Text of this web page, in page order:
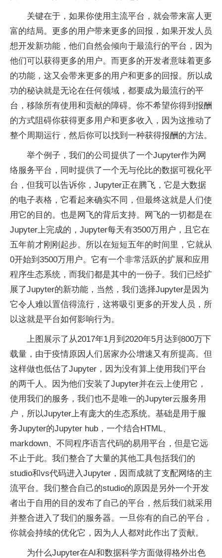
关键在于，如果你使用主流平台，就会带来富人更
富的结局。更多的用户带来更多的回报，如果开发人员
想开发新功能，他们自然会倾向于最流行的平台，因为
他们可以获得更多的用户。而更多的开发者意味着更多
的功能，这又会带来更多的用户和更多的回报。所以成
功的秘诀就是无论在任何领域，都要成为最流行的平
台，移除所有使用和贡献的障碍。你不希望你得到报酬
的方式阻碍你获得更多用户和更多收入，因为这推动了
整个周期运行，然后你可以找到一种获得报酬的方法。
举个例子，我们的公司提供了一个Jupyter作为网
络服务平台，同时提供了一个无与伦比的数据可视化平
台，但我可以告诉你，Jupyter正在腾飞，它是大数据
的电子表格，它看起来确实不同，但最终这就是人们使
用它的目的。也是网飞的背后支持。网飞的一切都是在
Jupyter上完成的，Jupyter每天有3500万用户，且它在
五年前才刚刚起步。所以在短短五年的时间里，它就从
0开始到3500万用户。它有一个非常活跃的扩展和应用
程序生态系统，而我们都是其中的一份子。我们已经扩
展了Jupyter的新功能，当然，我们选择Jupyter是因为
它令人难以置信得流行，这将吸引更多的开发人员，所
以这就是平台如何影响行为。
上图展示了从2017年1月到2020年5月达到800万下
载量，由于疫情原因人们居家办公增速又有所提高。但
这样做也低估了Jupyter，因为没有算上使用我们平台
的两千人。因为他们安装了Jupyter并在云上使用它，
使用我们的服务，我们也不是唯一的Jupyter云服务用
户，所以Jupyter上有庞大的生态系统。基础是用于服
务Jupyter的Jupyter hub，一个结合HTML、
markdown、不同程序语言代码的易用平台，但是它远
不止于此。我们整合了大量的其他工具包括我们的
studio和vs代码进入Jupyter，因而成就了支配网络的主
流平台。我们整合自己的studio的原因是另外一个开发
者出于自用的目的发布了自己的平台，然后我们就采用
并整合进入了我们的服务器。一旦你有的自己的平台，
你就会持续的优化它，因为人人都对此作出了贡献。
为什么Jupyter在AI和数据科学方面做得格外出色